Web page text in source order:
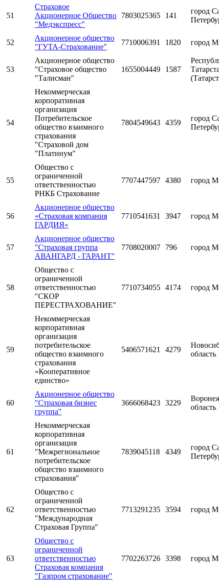
51
Страховое
Акционерное Общество
"Медэкспресс"
7803025365 141
город
52
Акционерное общество
"ГУТА-Страхование"
7710006391 1820 город
53
Акционерное общество
"Страховое общество
"Талисман"
1655004449 1587
54
Некоммерческая
корпоративная
организация
Потребительское
общество взаимного
страхования
"Страховой дом
"Платинум"
7804549643 4359
город
55
Общество с
ограниченной
ответственностью
РНКБ Страхование
7707447597 4380 город
56
Акционерное общество
«Страховая компания
ГАРДИЯ»
7710541631 3947 город
57
Акционерное общество
"Страховая группа
АВАНГАРД - ГАРАНТ"
7708020007 796 город
58
Общество с
ограниченной
ответственностью
"СКОР
ПЕРЕСТРАХОВАНИЕ"
7710734055 4174 город
59
Некоммерческая
корпоративная
организация
потребительское
общество взаимного
страхования
«Кооперативное
единство»
5406571621 4279
область
60
Акционерное общество
"Страховая бизнес
группа"
3666068423 3229
область
61
Некоммерческая
корпоративная
организация
"Межрегиональное
потребительское
общество взаимного
страхования"
7839045118 4349
город
62
Общество с
ограниченной
ответственностью
"Международная
Страховая Группа"
7713291235 3594 город
63
Общество с
ограниченной
ответственностью
Страховая компания
"Газпром страхование"
7702263726 3398 город